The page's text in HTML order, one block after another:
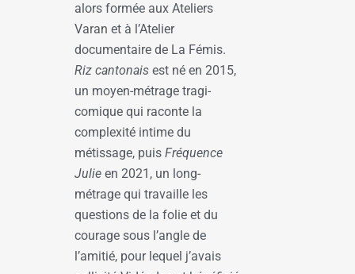
alors formée aux Ateliers
Varan et à l’Atelier
documentaire de La Fémis.
Riz cantonais est né en 2015,
un moyen-métrage tragi-
comique qui raconte la
complexité intime du
métissage, puis Fréquence
Julie en 2021, un long-
métrage qui travaille les
questions de la folie et du
courage sous l’angle de
l’amitié, pour lequel j’avais